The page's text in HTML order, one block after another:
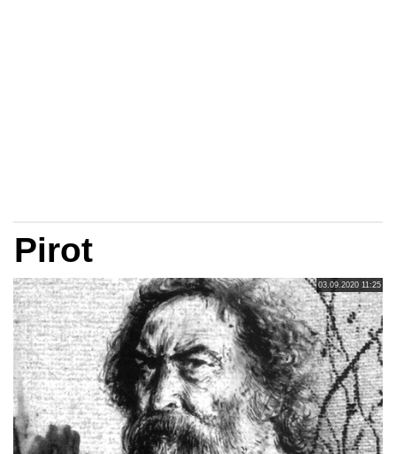
Pirot
03.09.2020 11:25